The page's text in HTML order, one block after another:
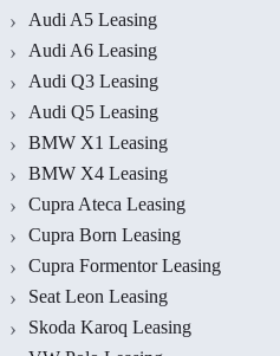
Audi A5 Leasing
Audi A6 Leasing
Audi Q3 Leasing
Audi Q5 Leasing
BMW X1 Leasing
BMW X4 Leasing
Cupra Ateca Leasing
Cupra Born Leasing
Cupra Formentor Leasing
Seat Leon Leasing
Skoda Karoq Leasing